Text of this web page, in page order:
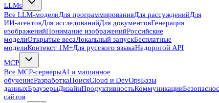
LLMs
Все LLM-моделиДля программированияДля рассужденийДля
ИИ-агентовДля исследованийДля документовГенерация
изображенийПонимание изображенийРоссийские
моделиОткрытые весаЛокальный запускБесплатные
моделиКонтекст 1M+Для русского языкаНедорогой API
MCP
Все MCP-серверыAI и машинное
обучениеРазработкаПоискCloud и DevOpsБазы
данныхБраузерыДизайнПродуктивностьКоммуникации
сайтов